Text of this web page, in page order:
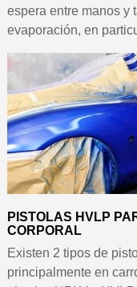
espera entre manos y
evaporación, en
PISTOLAS HVLP
CORPORAL
Existen 2 tipos de
principalmente en